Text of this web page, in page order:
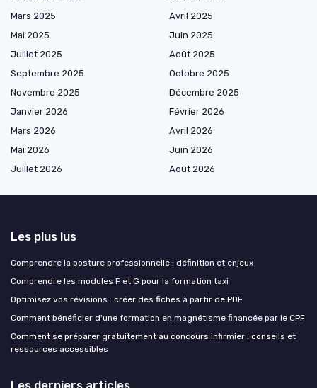
Mars 2025
Avril 2025
Mai 2025
Juin 2025
Juillet 2025
Août 2025
Septembre 2025
Octobre 2025
Novembre 2025
Décembre 2025
Janvier 2026
Février 2026
Mars 2026
Avril 2026
Mai 2026
Juin 2026
Juillet 2026
Août 2026
Les plus lus
Comprendre la posture professionnelle : définition et enjeux
Comprendre les modules F et G pour la formation taxi
Optimisez vos révisions : créer des fiches à partir de PDF
Comment bénéficier d'une formation en magnétisme financée par le CPF
Comment se préparer gratuitement au concours infirmier : conseils et
ressources accessibles